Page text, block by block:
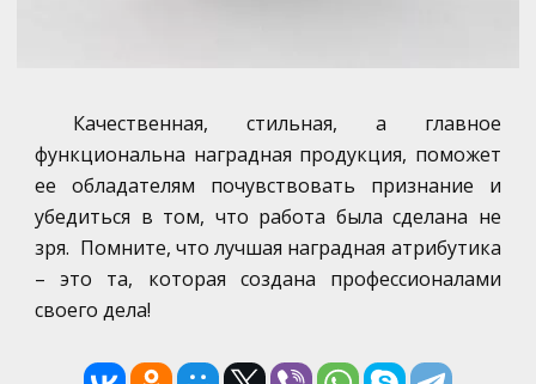
Качественная, стильная, а главное
функциональна наградная продукция, поможет
ее обладателям почувствовать признание и
убедиться в том, что работа была сделана не
зря. Помните, что лучшая наградная атрибутика
– это та, которая создана профессионалами
своего дела!